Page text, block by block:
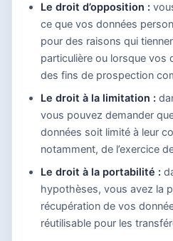
Le droit d’opposition :
ce que vos données
pour des raisons qui
particulière ou lorsque vos
des fins de prospection
Le droit à la limitation :
vous pouvez demander
données soit limité à leur
notamment, de l’exercice
Le droit à la portabilité :
hypothèses, vous avez la
récupération de vos
réutilisable pour les